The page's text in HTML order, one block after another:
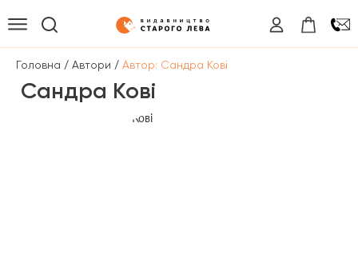
Головна / Автори / Автор: Сандра Кові
Сандра Кові